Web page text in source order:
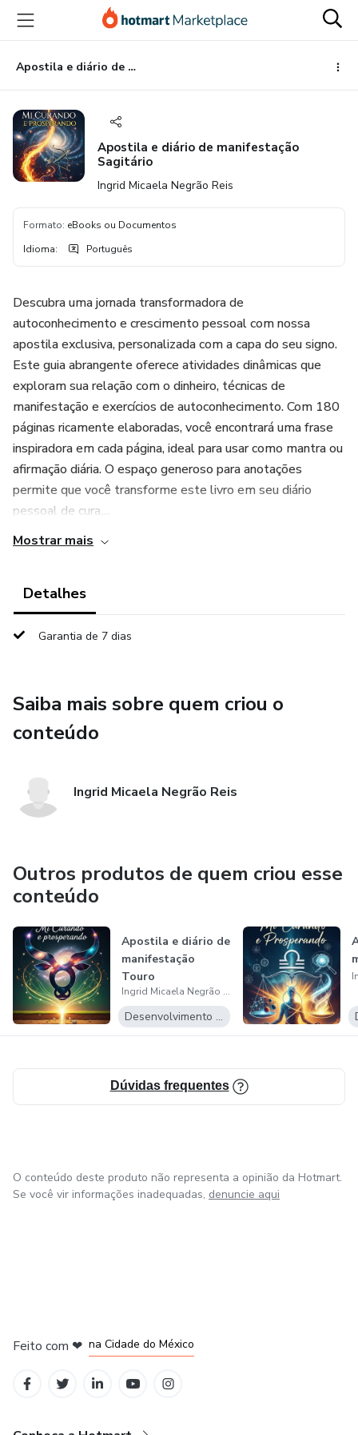
para
conteúdo
principal
para
pagamento
para
rodapé
Apostila e diário de manifestação Sagitário
Apostila e diário de manifestação
Sagitário
Ingrid Micaela Negrão Reis
Formato: eBooks ou Documentos
Idioma: Português
Descubra uma jornada transformadora de
autoconhecimento e crescimento pessoal com nossa
apostila exclusiva, personalizada com a capa do seu signo.
Este guia abrangente oferece atividades dinâmicas que
exploram sua relação com o dinheiro, técnicas de
manifestação e exercícios de autoconhecimento. Com 180
páginas ricamente elaboradas, você encontrará uma frase
inspiradora em cada página, ideal para usar como mantra ou
afirmação diária. O espaço generoso para anotações
permite que você transforme este livro em seu diário
pessoal de cura,...
Mostrar mais
Detalhes
Garantia de 7 dias
Saiba mais sobre quem criou o
conteúdo
Ingrid Micaela Negrão Reis
Outros produtos de quem criou esse
conteúdo
Apostila e diário de
manifestação
Touro
Ingrid Micaela Negrão Reis
Desenvolvimento Pessoal
Dúvidas frequentes
O conteúdo deste produto não representa a opinião da Hotmart.
Se você vir informações inadequadas, denuncie aqui
Feito com ❤ na Cidade do México